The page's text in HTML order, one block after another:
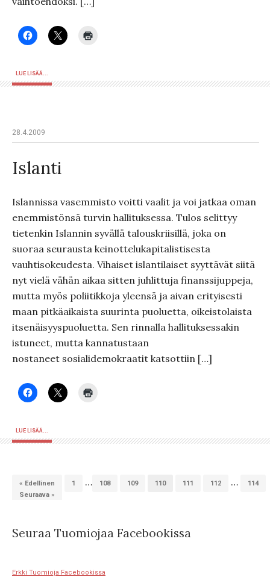
LUE LISÄÄ...
28.4.2009
Islanti
Islannissa vasemmisto voitti vaalit ja voi jatkaa oman
enemmistönsä turvin hallituksessa. Tulos selittyy
tietenkin Islannin syvällä talouskriisillä, joka on
suoraa seurausta keinottelukapitalistisesta
vauhtisokeudesta. Vihaiset islantilaiset syyttävät siitä
nyt vielä vähän aikaa sitten juhlittuja finanssijuppeja,
mutta myös poliitikkoja yleensä ja aivan erityisesti
maan pitkäaikaista suurinta puoluetta, oikeistolaista
itsenäisyyspuoluetta. Sen rinnalla hallituksessakin
istuneet, mutta kannatustaan
nostaneet sosialidemokraatit katsottiin […]
LUE LISÄÄ...
« Edellinen 1 … 108 109 110 111 112 …
114
Seuraava »
Seuraa Tuomiojaa Facebookissa
Erkki Tuomioja Facebookissa